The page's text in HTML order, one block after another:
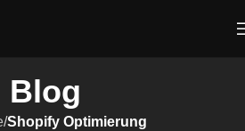
Blog
/Shopify Optimierung